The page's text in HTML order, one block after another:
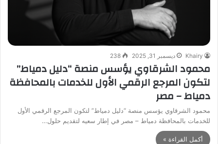
Khairy ديسمبر 31, 2025 238
محمود الشرقاوي يؤسس منصة “دليل دمياط”
لتكون المرجع الرقمي الأول للخدمات بالمحافظة
دمياط – مصر
محمود الشرقاوي يؤسس منصة “دليل دمياط” لتكون المرجع الرقمي الأول
للخدمات بالمحافظة دمياط – مصر في إطار سعيه لتقديم حلول…
أكمل القراءة »